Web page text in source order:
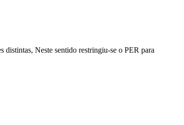
distintas, Neste sentido restringiu-se o PER para